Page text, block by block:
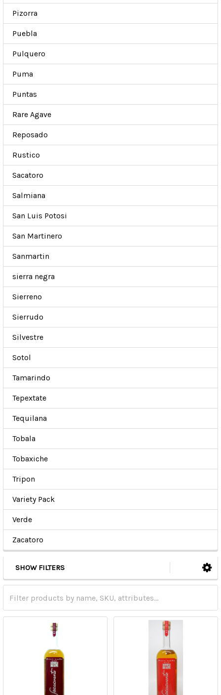
Pizorra
Puebla
Pulquero
Puma
Puntas
Rare Agave
Reposado
Rustico
Sacatoro
Salmiana
San Luis Potosi
San Martinero
Sanmartin
sierra negra
Sierreno
Sierrudo
Silvestre
Sotol
Tamarindo
Tepextate
Tequilana
Tobala
Tobaxiche
Tripon
Variety Pack
Verde
Zacatoro
SHOW FILTERS